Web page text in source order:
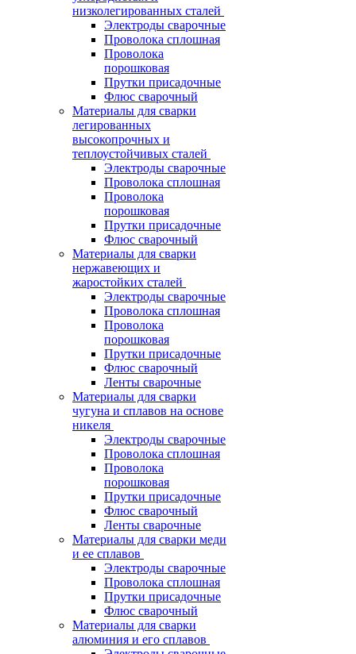
низколегированных сталей
Электроды сварочные
Проволока сплошная
Проволока
порошковая
Прутки присадочные
Флюс сварочный
Материалы для сварки
легированных
высокопрочных и
теплоустойчивых сталей
Электроды сварочные
Проволока сплошная
Проволока
порошковая
Прутки присадочные
Флюс сварочный
Материалы для сварки
нержавеющих и
жаростойких сталей
Электроды сварочные
Проволока сплошная
Проволока
порошковая
Прутки присадочные
Флюс сварочный
Ленты сварочные
Материалы для сварки
чугуна и сплавов на основе
никеля
Электроды сварочные
Проволока сплошная
Проволока
порошковая
Прутки присадочные
Флюс сварочный
Ленты сварочные
Материалы для сварки меди
и ее сплавов
Электроды сварочные
Проволока сплошная
Прутки присадочные
Флюс сварочный
Материалы для сварки
алюминия и его сплавов